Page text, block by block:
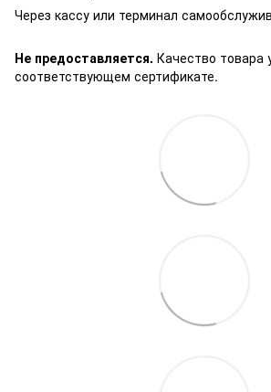
Через кассу или терминал
Не предоставляется. Качество товара
соответствующем сертификате.